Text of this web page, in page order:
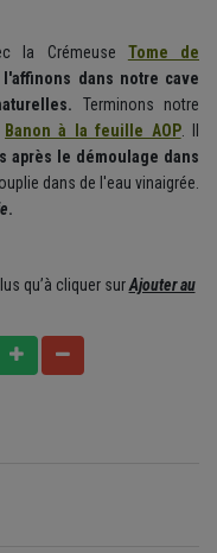
la Crémeuse Tome de
l'affinons dans notre cave
Terminons notre
Banon à la feuille AOP. Il
après le démoulage dans
dans de l'eau vinaigrée.
.
qu’à cliquer surAjouter au